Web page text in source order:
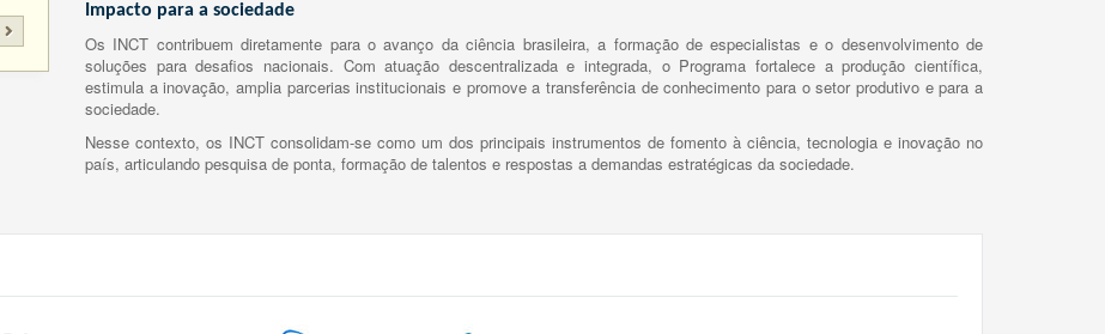
Impacto para a sociedade
Os INCT contribuem diretamente para o avanço da ciência brasileira, a formação de especialistas e o desenvolvimento de
soluções para desafios nacionais. Com atuação descentralizada e integrada, o Programa fortalece a produção científica,
estimula a inovação, amplia parcerias institucionais e promove a transferência de conhecimento para o setor produtivo e para a
sociedade.
Nesse contexto, os INCT consolidam-se como um dos principais instrumentos de fomento à ciência, tecnologia e inovação no
país, articulando pesquisa de ponta, formação de talentos e respostas a demandas estratégicas da sociedade.